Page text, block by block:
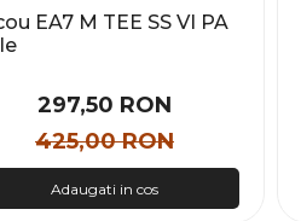
EA7 M TEE SS VI PA
297,50 RON
425,00 RON
Adaugati in cos